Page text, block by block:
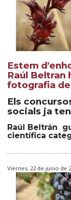
Estem
Raúl Beltran
fotografia de
Els
socials ja
Raúl Beltrán
científica
Viernes, 22 de junio de